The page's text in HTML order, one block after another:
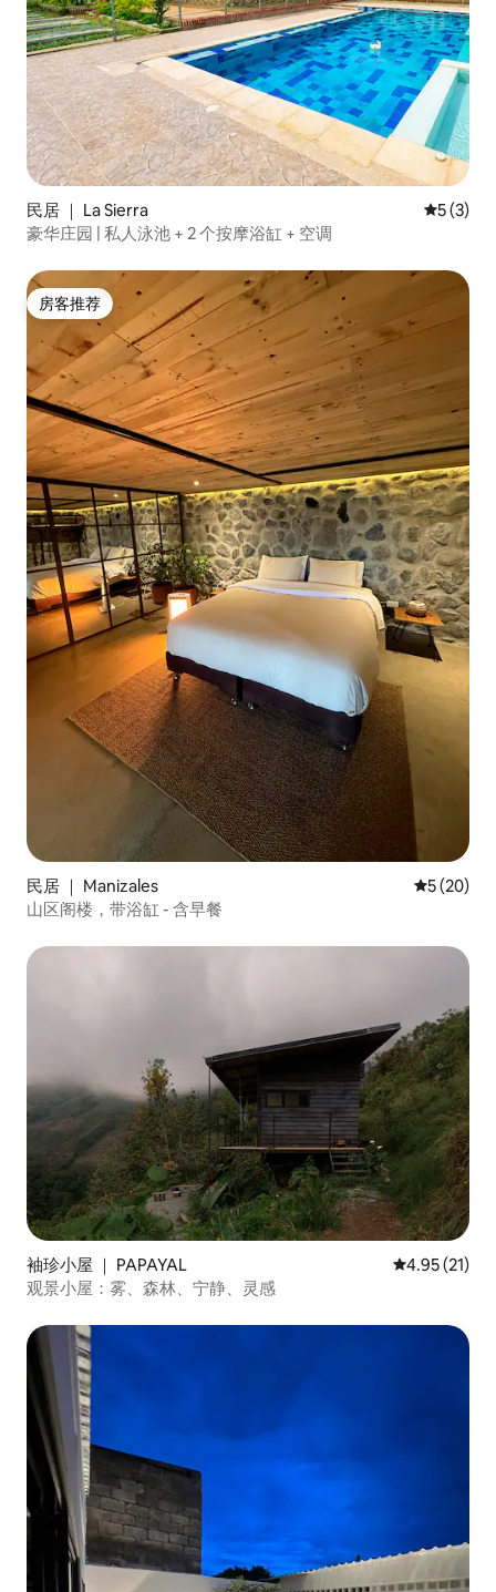
民居 ｜ La Sierra 平均评分
5 (3)
豪华庄园 | 私人泳池 + 2 个按摩浴缸 + 空调
房客推荐
房客推荐
民居 ｜ Manizales 平均评分
5 (20)
山区阁楼，带浴缸 - 含早餐
袖珍小屋 ｜ PAPAYAL 平均评分
4.95 (21)
观景小屋：雾、森林、宁静、灵感